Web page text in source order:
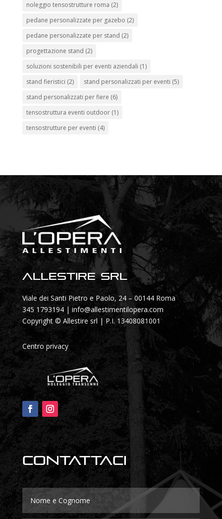
noleggio tensostrutture roma (2)
pedane personalizzate per gazebo (2)
pedane personalizzate per stand (2)
progettazione stand (2)
soluzioni sostenibili per eventi aziendali (1)
stand fieristici (2) stand personalizzati per eventi (5)
stand personalizzati per fiere (6)
tensostruttura eventi outdoor(1)
tensostrutture per eventi (4)
Allestire SRL
Viale dei Santi Pietro e Paolo, 24 – 00144 Roma
345 1793194| info@allestimentilopera.com
Copyright © Allestire srl | P.I. 13408081001
Centro privacy
Contattaci